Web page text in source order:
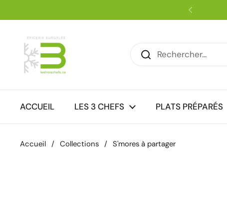
Précédent
ACCUEIL LES 3 CHEFS PLATS PRÉPARÉS
Accueil / Collections / S'mores à partager